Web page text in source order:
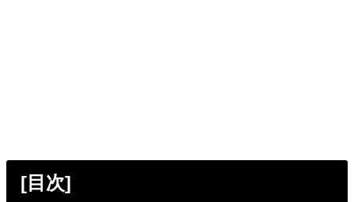
[目次]